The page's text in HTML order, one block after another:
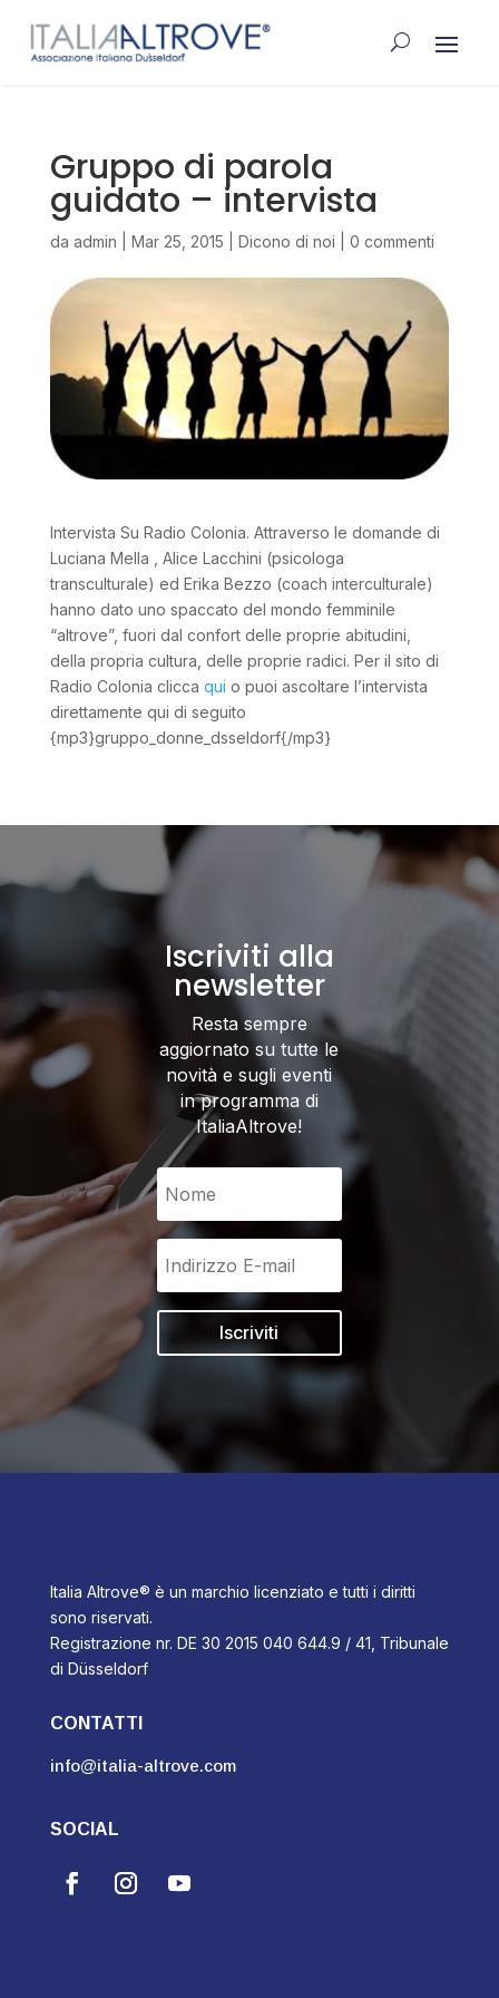
Gruppo di parola
guidato – intervista
da admin Mar 25, 2015 Dicono di noi 0 commenti
Intervista Su Radio Colonia. Attraverso le domande di
Luciana Mella , Alice Lacchini (psicologa
transculturale) ed Erika Bezzo (coach interculturale)
hanno dato uno spaccato del mondo femminile
“altrove”, fuori dal confort delle proprie abitudini,
della propria cultura, delle proprie radici. Per il sito di
Radio Colonia clicca qui o puoi ascoltare l’intervista
direttamente qui di seguito
{mp3}gruppo_donne_dsseldorf{/mp3}
Iscriviti alla
newsletter
Resta sempre
aggiornato su tutte le
novità e sugli eventi
in programma di
ItaliaAltrove!
Iscriviti
Italia Altrove® è un marchio licenziato e tutti i diritti
sono riservati.
Registrazione nr. DE 30 2015 040 644.9 / 41, Tribunale
di Düsseldorf
CONTATTI
info@italia-altrove.com
SOCIAL